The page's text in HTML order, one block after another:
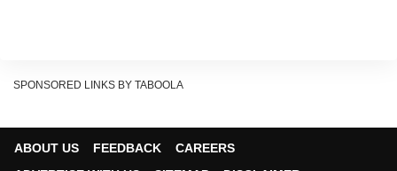
दिनेश कार्तिक, अक्षर पटेल, कुलदीप यादव, आवेश खान, अर्शदीप
SPONSORED LINKS BY TABOOLA
ABOUT US FEEDBACK
CAREERS